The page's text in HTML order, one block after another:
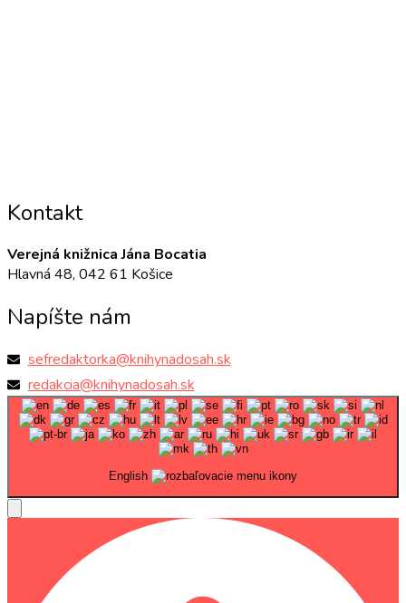
Kontakt
Verejná knižnica Jána Bocatia
Hlavná 48, 042 61 Košice
Napíšte nám
sefredaktorka@knihynadosah.sk
redakcia@knihynadosah.sk
English